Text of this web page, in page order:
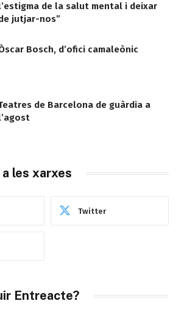
de la salut mental i deixar
jutjar-nos”
Bosch, d’ofici camaleònic
de Barcelona de guàrdia a
les xarxes
Twitter
Entreacte?